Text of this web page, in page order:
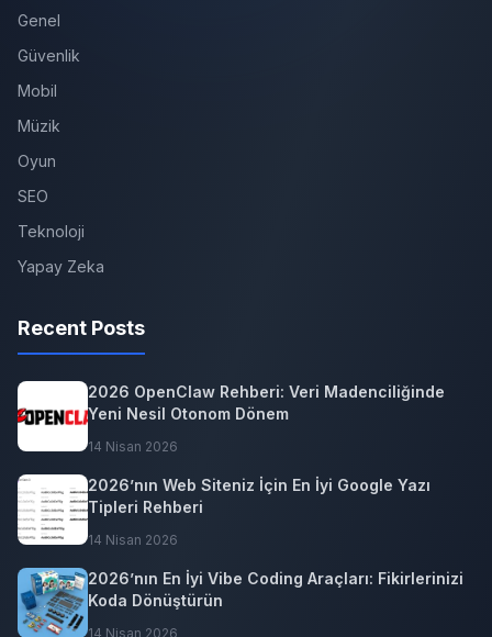
Genel
Güvenlik
Mobil
Müzik
Oyun
SEO
Teknoloji
Yapay Zeka
Recent Posts
2026 OpenClaw Rehberi: Veri Madenciliğinde
Yeni Nesil Otonom Dönem
14 Nisan 2026
2026’nın Web Siteniz İçin En İyi Google Yazı
Tipleri Rehberi
14 Nisan 2026
2026’nın En İyi Vibe Coding Araçları: Fikirlerinizi
Koda Dönüştürün
14 Nisan 2026